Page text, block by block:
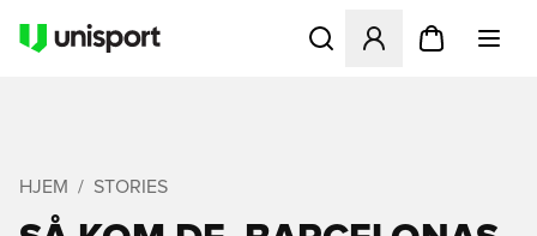
Åbner en Modal til at
HJEM STORIES